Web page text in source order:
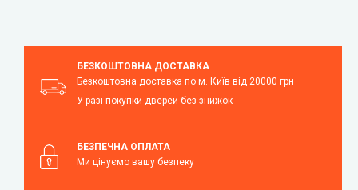
БЕЗКОШТОВНА ДОСТАВКА
Безкоштовна доставка по м. Київ від 20000 грн
У разі покупки дверей без знижок
БЕЗПЕЧНА ОПЛАТА
Ми цінуємо вашу безпеку